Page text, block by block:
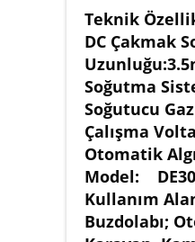
Teknik
DC Çakmak
Soğutma
Soğutucu
Çalışma
Otomatik
Model: DE30
Kullanım
Buzdolabı;